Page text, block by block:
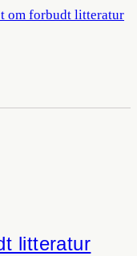
om forbudt litteratur
litteratur